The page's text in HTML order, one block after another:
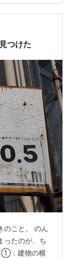
ではよく使わ
Tシャツ）」
など、Tシャ
つけた
のこと。 のん
ったのが、ち
①：建物の横